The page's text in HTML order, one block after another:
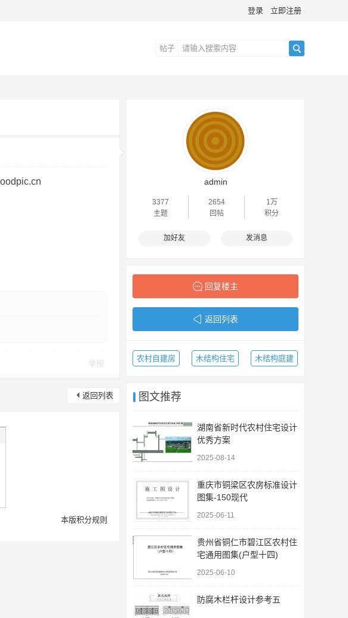
登录 立即注册
帖子
举报
返回列表
本版积分规则
admin
3377
主题
2654
回帖
1万
积分
加好友 发消息
回复楼主
返回列表
农村自建房 木结构住宅 木结构庭建
图文推荐
湖南省新时代农村住宅设计
优秀方案
2025-08-14
重庆市铜梁区农房标准设计
图集-150现代
2025-06-11
贵州省铜仁市碧江区农村住
宅通用图集(户型十四)
2025-06-10
防腐木栏杆设计参考五